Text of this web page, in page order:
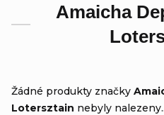
Amaicha
Žádné produkty značky
Lotersztain nebyly